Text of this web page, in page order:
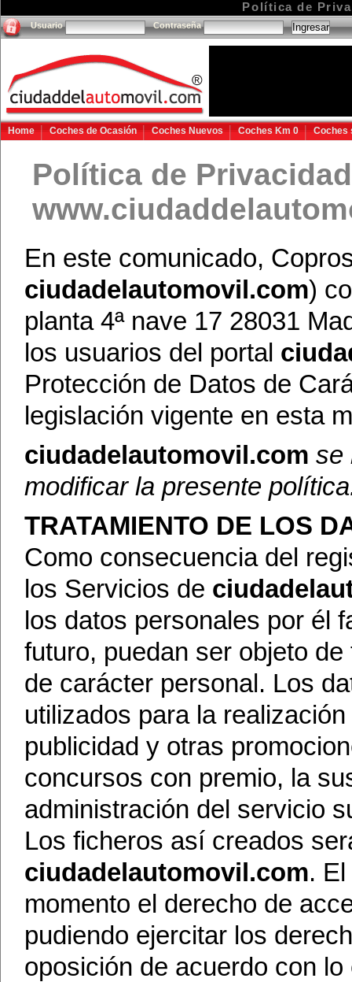
Política de
Usuario Contraseña
Home Coches de Ocasión Coches Nuevos Coches Km 0 Coches
Política de
En este comunicado,
ciudadelautomovil.com)
planta 4ª nave 17 28031
los usuarios del portal
Protección de Datos de
legislación vigente en esta
ciudadelautomovil.com se
modificar la presente
TRATAMIENTO DE LOS
Como consecuencia del
los Servicios de
los datos personales por él
futuro, puedan ser objeto
de carácter personal. Los
utilizados para la
publicidad y otras
concursos con premio, la
administración del servicio
Los ficheros así creados
ciudadelautomovil.com.
momento el derecho de
pudiendo ejercitar los
oposición de acuerdo con